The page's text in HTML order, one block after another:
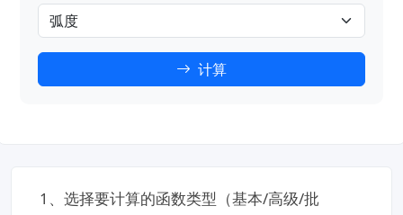
计算
1、选择要计算的函数类型（基本/高级/批